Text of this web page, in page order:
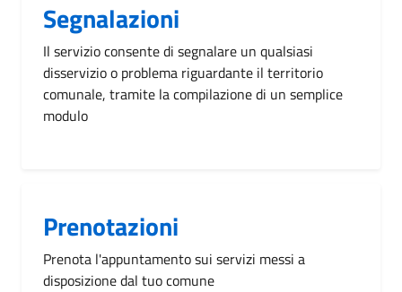
Segnalazioni
Il servizio consente di segnalare un qualsiasi
disservizio o problema riguardante il territorio
comunale, tramite la compilazione di un semplice
modulo
Prenotazioni
Prenota l'appuntamento sui servizi messi a
disposizione dal tuo comune